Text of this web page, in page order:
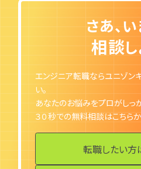
さあ、
相談し
エンジニア転職ならユニゾン
い。
あなたのお悩みをプロがしっ
３０秒での無料相談はこちらか
転職したい方